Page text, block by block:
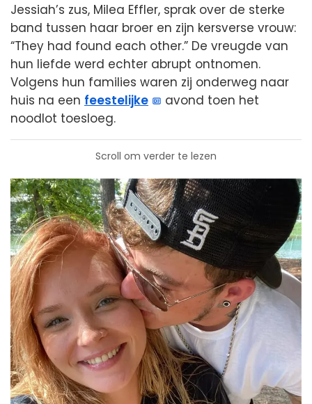
Jessiah’s zus, Milea Effler, sprak over de sterke
band tussen haar broer en zijn kersverse vrouw:
“They had found each other.” De vreugde van
hun liefde werd echter abrupt ontnomen.
Volgens hun families waren zij onderweg naar
huis na een feestelijke
avond toen het
noodlot toesloeg.
Scroll om verder te lezen